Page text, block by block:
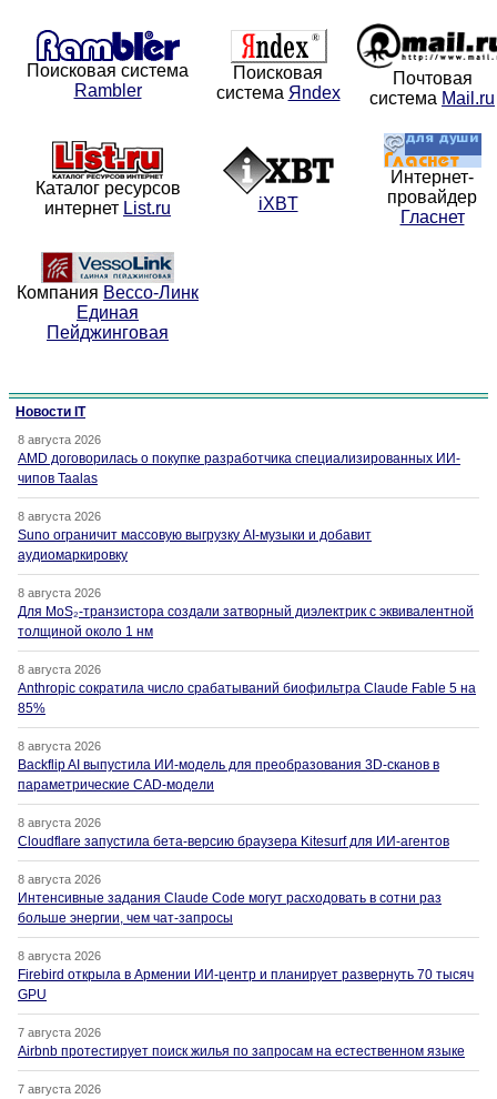
Поисковая система
Rambler
Поисковая
система Яndex
Почтовая
система Mail.ru
Каталог ресурсов
интернет List.ru iXBT
Интернет-
провайдер
Гласнет
Компания Вессо-Линк
Единая
Пейджинговая
Новости IT
8 августа 2026
AMD договорилась о покупке разработчика специализированных ИИ-
чипов Taalas
8 августа 2026
Suno ограничит массовую выгрузку AI-музыки и добавит
аудиомаркировку
8 августа 2026
Для MoS₂-транзистора создали затворный диэлектрик с эквивалентной
толщиной около 1 нм
8 августа 2026
Anthropic сократила число срабатываний биофильтра Claude Fable 5 на
85%
8 августа 2026
Backflip AI выпустила ИИ-модель для преобразования 3D-сканов в
параметрические CAD-модели
8 августа 2026
Cloudflare запустила бета-версию браузера Kitesurf для ИИ-агентов
8 августа 2026
Интенсивные задания Claude Code могут расходовать в сотни раз
больше энергии, чем чат-запросы
8 августа 2026
Firebird открыла в Армении ИИ-центр и планирует развернуть 70 тысяч
GPU
7 августа 2026
Airbnb протестирует поиск жилья по запросам на естественном языке
7 августа 2026